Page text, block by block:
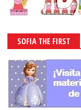
SOFIA THE FIRST